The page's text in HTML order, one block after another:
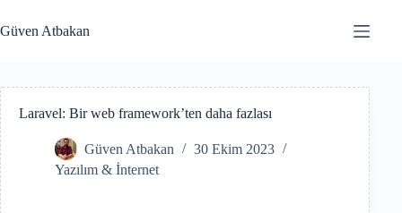
to
content
Güven Atbakan
Laravel: Bir web framework’ten daha fazlası
Güven Atbakan
30 Ekim 2023
Yazılım & İnternet